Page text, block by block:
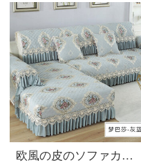
欧風の皮のソファカバー滑り止め四季通用の貴妃が注文した全バックカバーの布芸ソファーカバーの夢のバルサ-灰色の青40*90 cm手すり